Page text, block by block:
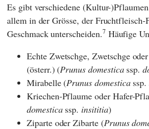
Es gibt verschiedene (Kultur-
allem in der Grösse, der Fruchtfleisch-
Geschmack unterscheiden.7 Häufige
Echte Zwetschge, Zwetschge
(österr.) (Prunus domesticassp.
Mirabelle (Prunus domesticassp.
Kriechen-Pflaume oder Hafer-
domesticassp. insititia)
Ziparte oder Zibarte (Prunus